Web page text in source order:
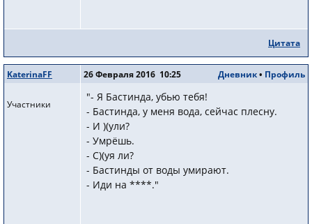
Цитата
KaterinaFF
Участники
Дневник• Профиль
26 Февраля 2016 10:25
"- Я Бастинда, убью тебя!
- Бастинда, у меня вода, сейчас плесну.
- И )(ули?
- Умрёшь.
- С)(уя ли?
- Бастинды от воды умирают.
- Иди на ****."